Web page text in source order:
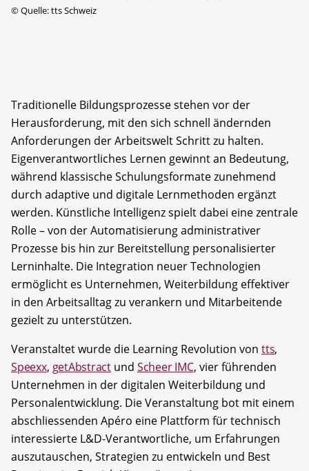
©Quelle: tts Schweiz
Traditionelle Bildungsprozesse stehen vor der
Herausforderung, mit den sich schnell ändernden
Anforderungen der Arbeitswelt Schritt zu halten.
Eigenverantwortliches Lernen gewinnt an Bedeutung,
während klassische Schulungsformate zunehmend
durch adaptive und digitale Lernmethoden ergänzt
werden. Künstliche Intelligenz spielt dabei eine zentrale
Rolle – von der Automatisierung administrativer
Prozesse bis hin zur Bereitstellung personalisierter
Lerninhalte. Die Integration neuer Technologien
ermöglicht es Unternehmen, Weiterbildung effektiver
in den Arbeitsalltag zu verankern und Mitarbeitende
gezielt zu unterstützen.
Veranstaltet wurde die Learning Revolution von tts,
Speexx, getAbstractund Scheer IMC, vier führenden
Unternehmen in der digitalen Weiterbildung und
Personalentwicklung. Die Veranstaltung bot mit einem
abschliessenden Apéro eine Plattform für technisch
interessierte L&D-Verantwortliche, um Erfahrungen
auszutauschen, Strategien zu entwickeln und Best